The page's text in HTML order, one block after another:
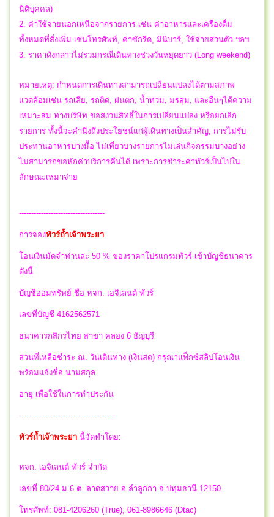
นิติบุคคล)
2. ค่าใช้จ่ายนอกเหนือจากรายการ เช่น ค่าอาหารและเครื่องดื่ม
ทั้งหมดที่สั่งเพิ่ม เช่นโทรศัพท์, ค่าซักรีด, มินิบาร์, ใช้จ่ายส่วนตัว ฯลฯ
3. ราคาดังกล่าวไม่รวมกรณีเดินทางช่วงวันหยุดยาว (Long weekend)
หมายเหตุ: กำหนดการเดินทางสามารถเปลี่ยนแปลงได้ตามสภาพ
แวดล้อมเช่น รถเสีย, รถติด, ฝนตก, น้ำท่วม, มรสุม, และอื่นๆได้ความ
เหมาะสม ทางบริษัท ขอสงวนสิทธิ์ในการเปลี่ยนแปลง หรือยกเลิก
รายการ ทั้งนี้จะคำนึงถึงประโยชน์แก่ผู้เดินทางเป็นสำคัญ, การไม่รับ
ประทานอาหารบางมื้อ ไม่เที่ยวบางรายการไม่เล่นกิจกรรมบางอย่าง
ไม่สามารถขอหักค่าบริการคืนได้ เพราะการชำระค่าทัวร์เป็นไปใน
ลักษณะเหมาจ่าย
-----------------------------------
การจองทัวร์ถ้ำเจ้าพระยา
โอนเงินมัดจำท่านละ 50 % ของราคาโปรแกรมทัวร์ เข้าบัญชีธนาคาร
ดังนี้
บัญชีออมทรัพย์ ชื่อ หจก. เอจิเลนต์ ทัวร์
เลขที่บัญชี 4162562571
ธนาคารกสิกรไทย สาขา คลอง 6 ธัญบุรี
ส่วนที่เหลือชำระ ณ. วันเดินทาง (เงินสด) กรุณาแฟ็กซ์สลิปโอนเงิน
พร้อมแจ้งชื่อ-นามสกุล
อายุ เพื่อใช้ในการทำประกัน
-------------------------------------
ทัวร์ถ้ำเจ้าพระยา นี้จัดทำโดย:
หจก. เอจิเลนต์ ทัวร์ จำกัด
เลขที่ 80/24 ม.6 ต. ลาดสวาย อ.ลำลูกกา จ.ปทุมธานี 12150
โทรศัพท์: 081-4206260 (True), 061-8986646 (Dtac)